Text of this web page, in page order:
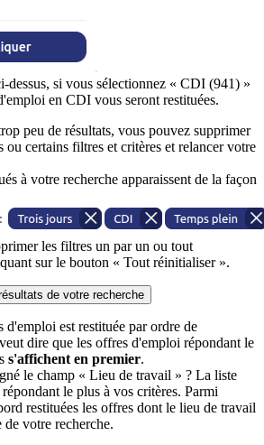
dessus, si vous sélectionnez « CDI (941) »
en CDI vous seront restituées.
peu de résultats, vous pouvez supprimer
ou certains filtres et critères et relancer votre
à votre recherche apparaissent de la façon
les filtres un par un ou tout
sur le bouton « Tout réinitialiser ».
de votre recherche
d'emploi est restituée par ordre de
dire que les offres d'emploi répondant le
s'affichent en premier.
le champ « Lieu de travail » ? La liste
le plus à vos critères. Parmi
restituées les offres dont le lieu de travail
de votre recherche.